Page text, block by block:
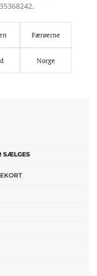
Færøerne
Norge
SÆLGES